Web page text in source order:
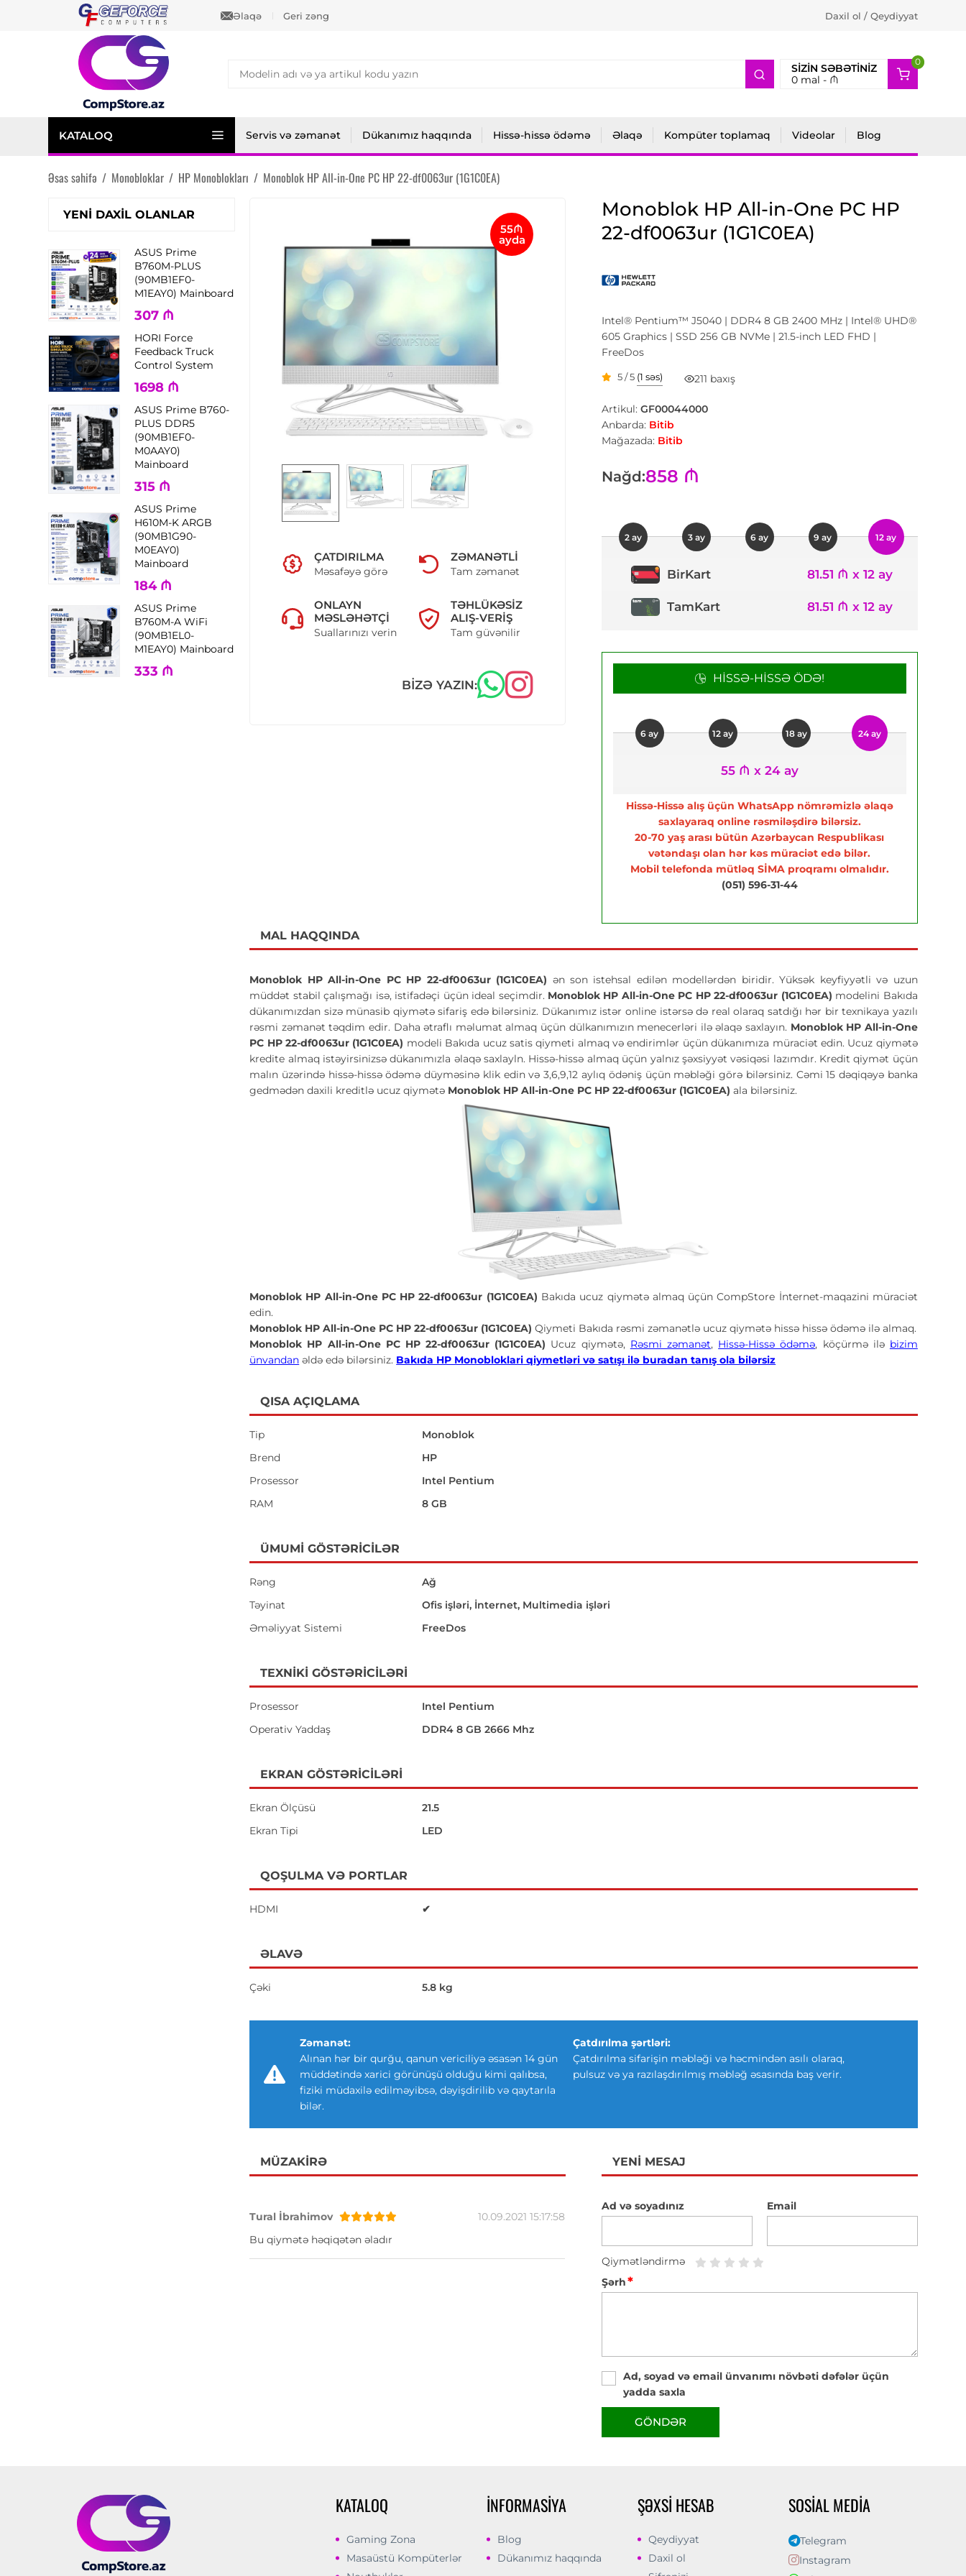
Əlaqə Geri zəng Daxil ol / Qeydiyyat
SIZIN SƏBƏTINIZ
0mal - ₼
0
2
KATALOQ Servis və zəmanət Dükanımız haqqında Hissə-hissə ödəmə Əlaqə Kompüter toplamaq Videolar Blog
Əsas səhifə / Monobloklar / HP Monoblokları / Monoblok HP All-in-One PC HP 22-df0063ur (1G1C0EA)
YENI DAXIL OLANLAR
ASUS Prime
B760M-PLUS
(90MB1EF0-
M1EAY0) Mainboard
307 ₼
HORI Force
Feedback Truck
Control System
1698 ₼
ASUS Prime B760-
PLUS DDR5
(90MB1EF0-
M0AAY0)
Mainboard
315 ₼
ASUS Prime
H610M-K ARGB
(90MB1G90-
M0EAY0)
Mainboard
184 ₼
ASUS Prime
B760M-A WiFi
(90MB1EL0-
M1EAY0) Mainboard
333 ₼
55₼
ayda
ÇATDIRILMA
Məsafəyə görə
ZƏMANƏTLI
Tam zəmanət
ONLAYN
MƏSLƏHƏTÇI
Suallarınızı verin
TƏHLÜKƏSIZ
ALIŞ-VERIŞ
Tam güvənilir
BIZƏ YAZIN:
Monoblok HP All-in-One PC HP
22-df0063ur (1G1C0EA)
Intel® Pentium™ J5040 | DDR4 8 GB 2400 MHz | Intel® UHD®
605 Graphics | SSD 256 GB NVMe | 21.5-inch LED FHD |
FreeDos
5 / 5 (1 səs) 211 baxış
Artikul: GF00044000
Anbarda: Bitib
Mağazada: Bitib
Nağd:858 ₼
2 ay 3 ay 6 ay 9 ay 12 ay
BirKart 81.51 ₼ x 12 ay
TamKart 81.51 ₼ x 12 ay
HISSƏ-HISSƏ ÖDƏ!
6 ay 12 ay 18 ay 24 ay
55 ₼ x 24 ay
Hissə-Hissə alış üçün WhatsApp nömrəmizlə əlaqə
saxlayaraq online rəsmiləşdirə bilərsiz.
20-70 yaş arası bütün Azərbaycan Respublikası
vətəndaşı olan hər kəs müraciət edə bilər.
Mobil telefonda mütləq SİMA proqramı olmalıdır.
(051) 596-31-44
MAL HAQQINDA
Monoblok HP All-in-One PC HP 22-df0063ur (1G1C0EA) ən son istehsal edilən modellərdən biridir. Yüksək keyfiyyətli və uzun
müddət stabil çalışmağı isə, istifadəçi üçün ideal seçimdir. Monoblok HP All-in-One PC HP 22-df0063ur (1G1C0EA) modelini Bakıda
dükanımızdan sizə münasib qiymətə sifariş edə bilərsiniz. Dükanımız istər online istərsə də real olaraq satdığı hər bir texnikaya yazılı
rəsmi zəmanət təqdim edir. Daha ətraflı məlumat almaq üçün dülkanımızın menecerləri ilə əlaqə saxlayın. Monoblok HP All-in-One
PC HP 22-df0063ur (1G1C0EA) modeli Bakıda ucuz satis qiymeti almaq və endirimlər üçün dükanımıza müraciət edin. Ucuz qiymətə
kredite almaq istəyirsinizsə dükanımızla əlaqə saxlayln. Hissə-hissə almaq üçün yalnız şəxsiyyət vəsiqəsi lazımdır. Kredit qiymət üçün
malın üzərində hissə-hissə ödəmə düyməsinə klik edin və 3,6,9,12 aylıq ödəniş üçün məbləği görə bilərsiniz. Cəmi 15 dəqiqəyə banka
gedmədən daxili kreditlə ucuz qiymətə Monoblok HP All-in-One PC HP 22-df0063ur (1G1C0EA)ala bilərsiniz.
Monoblok HP All-in-One PC HP 22-df0063ur (1G1C0EA) Bakıda ucuz qiymətə almaq üçün CompStore İnternet-maqazini müraciət
edin.
Monoblok HP All-in-One PC HP 22-df0063ur (1G1C0EA)Qiymeti Bakıda rəsmi zəmanətlə ucuz qiymətə hissə hissə ödəmə ilə almaq.
Monoblok HP All-in-One PC HP 22-df0063ur (1G1C0EA) Ucuz qiymətə, Rəsmi zəmanət, Hissə-Hissə ödəmə, köçürmə ilə bizim
ünvandan əldə edə bilərsiniz. Bakıda HP Monobloklari qiymetləri və satışı ilə buradan tanış ola bilərsiz
QISA AÇIQLAMA
Tip
Monoblok
Brend
HP
Prosessor
Intel Pentium
RAM
8 GB
ÜMUMI GÖSTƏRICILƏR
Rəng
Ağ
Təyinat
Ofis işləri, İnternet, Multimedia işləri
Əməliyyat Sistemi
FreeDos
TEXNIKI GÖSTƏRICILƏRI
Prosessor
Intel Pentium
Operativ Yaddaş
DDR4 8 GB 2666 Mhz
EKRAN GÖSTƏRICILƏRI
Ekran Ölçüsü
21.5
Ekran Tipi
LED
QOŞULMA VƏ PORTLAR
HDMI ✔
ƏLAVƏ
Çəki 5.8 kg
Zəmanət:
Alınan hər bir qurğu, qanun vericiliyə əsasən 14 gün
müddətində xarici görünüşü olduğu kimi qalıbsa,
fiziki müdaxilə edilməyibsə, dəyişdirilib və qaytarıla
bilər.
Çatdırılma şərtləri:
Çatdırılma sifarişin məbləği və həcmindən asılı olaraq,
pulsuz və ya razılaşdırılmış məbləğ əsasında baş verir.
MÜZAKIRƏ
Tural İbrahimov
10.09.2021 15:17:58
Bu qiymətə həqiqətən əladır
YENI MESAJ
Ad və soyadınız Email
Qiymətləndirmə
Şərh*
Ad, soyad və email ünvanımı növbəti dəfələr üçün
yadda saxla
GÖNDƏR
KATALOQ
Gaming Zona
Masaüstü Kompüterlər
İNFORMASIYA
Blog
Dükanımız haqqında
ŞƏXSI HESAB
Qeydiyyat
Daxil ol
SOSIAL MEDIA
Telegram
Instagram